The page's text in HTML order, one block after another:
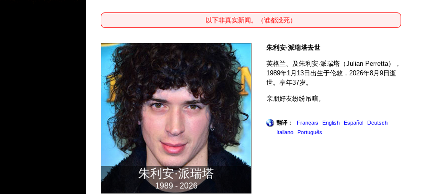
以下非真实新闻。（谁都没死）
朱利安·派瑞塔
1989 - 2026
朱利安·派瑞塔去世
英格兰、及朱利安·派瑞塔（Julian Perretta），
1989年1月13日出生于伦敦，2026年8月9日逝
世。享年37岁。
亲朋好友纷纷吊唁。
翻译： Français English Español
Deutsch
Italiano
Português